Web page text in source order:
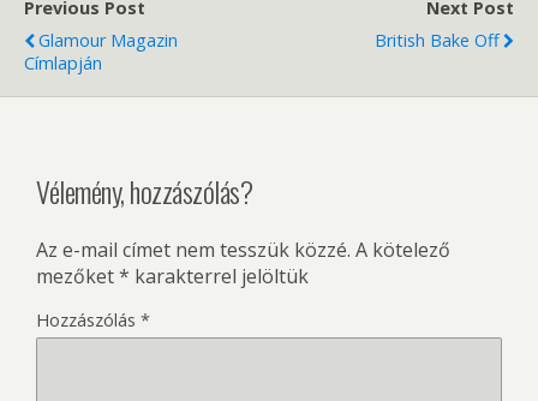
Previous Post
Glamour Magazin
Címlapján
Next Post
British Bake Off
Vélemény, hozzászólás?
Az e-mail címet nem tesszük közzé. A kötelező
mezőket* karakterrel jelöltük
Hozzászólás *